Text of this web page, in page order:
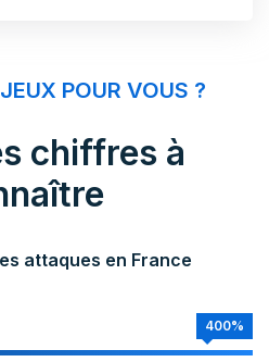
POUR VOUS ?
chiffres à
attaques en France
400%